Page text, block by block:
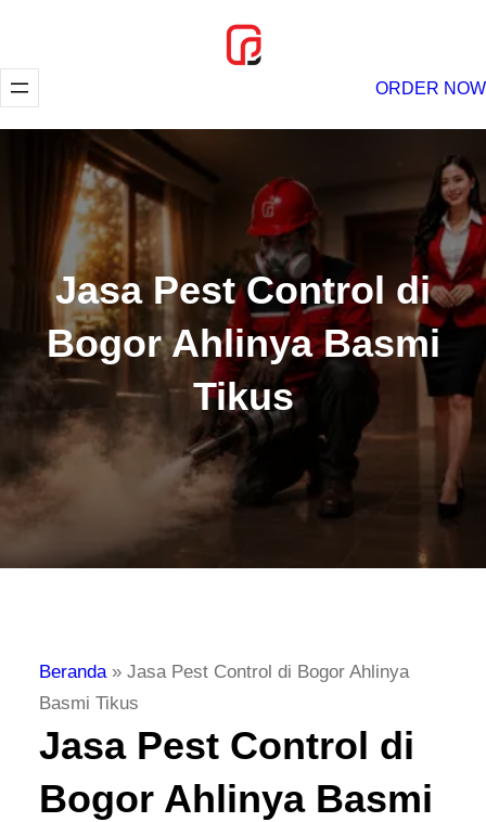
konten
ORDER NOW
Jasa Pest Control di
Bogor Ahlinya Basmi
Tikus
Beranda» Jasa Pest Control di Bogor Ahlinya
Basmi Tikus
Jasa Pest Control di
Bogor Ahlinya Basmi